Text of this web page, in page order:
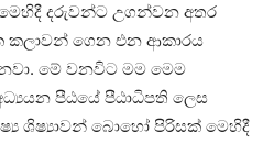
දරුවන්ට උගන්වන අතර
කලාවන් ගෙන එන ආකාරය
මේ වනවිට මම මෙම
පීඨයේ පීඨාධිපති ලෙස
ශිෂ්‍යාවන් බොහෝ පිරිසක් මෙහිදී